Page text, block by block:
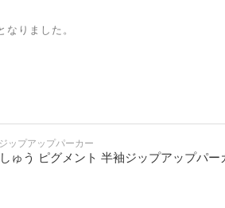
りました。
ップアップパーカー
ゅう ピグメント 半袖ジップアップパー